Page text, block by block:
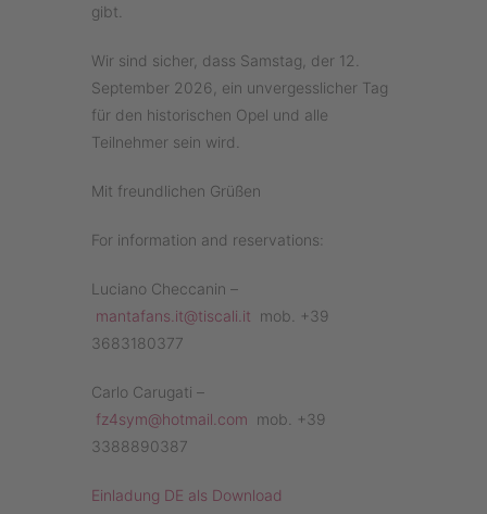
gibt.
Wir sind sicher, dass Samstag, der 12.
September 2026, ein unvergesslicher Tag
für den historischen Opel und alle
Teilnehmer sein wird.
Mit freundlichen Grüßen
For information and reservations:
Luciano Checcanin –
mantafans.it@tiscali.it mob. +39
3683180377
Carlo Carugati –
fz4sym@hotmail.com mob. +39
3388890387
Einladung DE als Download